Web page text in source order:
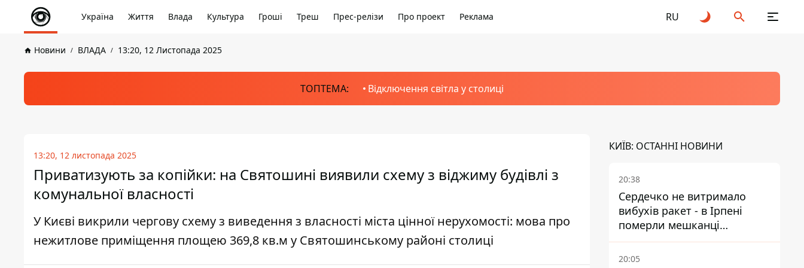
Україна Життя Влада Культура Гроші Треш Прес-релізи Про проект Реклама RU
Новини ВЛАДА 13:20, 12 Листопада 2025
ТОПТЕМА: Відключення світла у столиці
13:20, 12 листопада 2025
Приватизують за копійки: на Святошині виявили схему з віджиму будівлі з
комунальної власності
У Києві викрили чергову схему з виведення з власності міста цінної нерухомості: мова про
нежитлове приміщення площею 369,8 кв.м у Святошинському районі столиці
КИЇВ: ОСТАННІ НОВИНИ
20:38
Сердечко не витримало
вибухів ракет - в Ірпені
померли мешканці
притулку для собак з
інвалідністю
20:05